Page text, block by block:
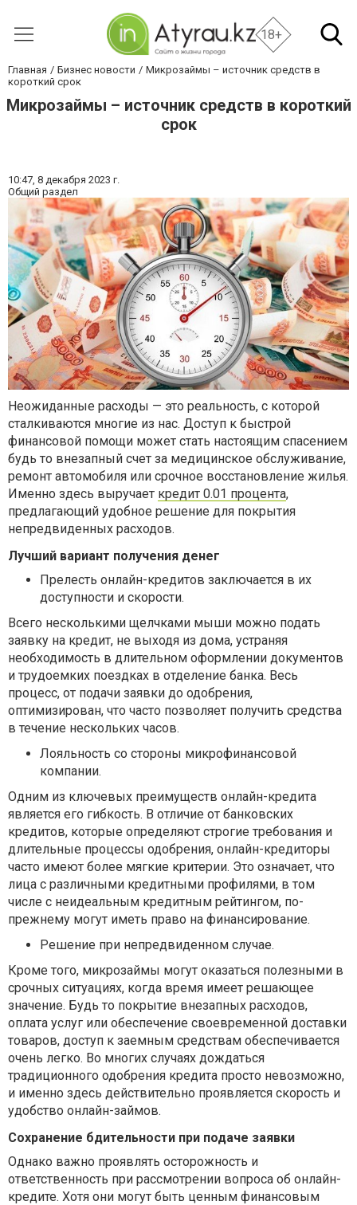
18+
Главная Бизнес новости
Микрозаймы – источник средств в
короткий срок
Микрозаймы – источник средств в короткий
срок
10:47, 8 декабря 2023 г.
Общий раздел
Неожиданные расходы — это реальность, с которой
сталкиваются многие из нас. Доступ к быстрой
финансовой помощи может стать настоящим спасением
будь то внезапный счет за медицинское обслуживание,
ремонт автомобиля или срочное восстановление жилья.
Именно здесь выручает кредит 0.01 процента,
предлагающий удобное решение для покрытия
непредвиденных расходов.
Лучший вариант получения денег
Прелесть онлайн-кредитов заключается в их
доступности и скорости.
Всего несколькими щелчками мыши можно подать
заявку на кредит, не выходя из дома, устраняя
необходимость в длительном оформлении документов
и трудоемких поездках в отделение банка. Весь
процесс, от подачи заявки до одобрения,
оптимизирован, что часто позволяет получить средства
в течение нескольких часов.
Лояльность со стороны микрофинансовой
компании.
Одним из ключевых преимуществ онлайн-кредита
является его гибкость. В отличие от банковских
кредитов, которые определяют строгие требования и
длительные процессы одобрения, онлайн-кредиторы
часто имеют более мягкие критерии. Это означает, что
лица с различными кредитными профилями, в том
числе с неидеальным кредитным рейтингом, по-
прежнему могут иметь право на финансирование.
Решение при непредвиденном случае.
Кроме того, микрозаймы могут оказаться полезными в
срочных ситуациях, когда время имеет решающее
значение. Будь то покрытие внезапных расходов,
оплата услуг или обеспечение своевременной доставки
товаров, доступ к заемным средствам обеспечивается
очень легко. Во многих случаях дождаться
традиционного одобрения кредита просто невозможно,
и именно здесь действительно проявляется скорость и
удобство онлайн-займов.
Сохранение бдительности при подаче заявки
Однако важно проявлять осторожность и
ответственность при рассмотрении вопроса об онлайн-
кредите. Хотя они могут быть ценным финансовым